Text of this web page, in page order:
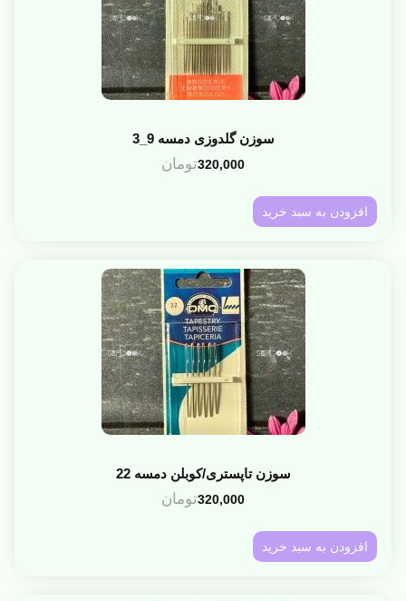
سوزن گلدوزی دمسه 9_3
320,000تومان
افزودن به سبد خرید
سوزن تاپستری/کوبلن دمسه 22
320,000تومان
افزودن به سبد خرید